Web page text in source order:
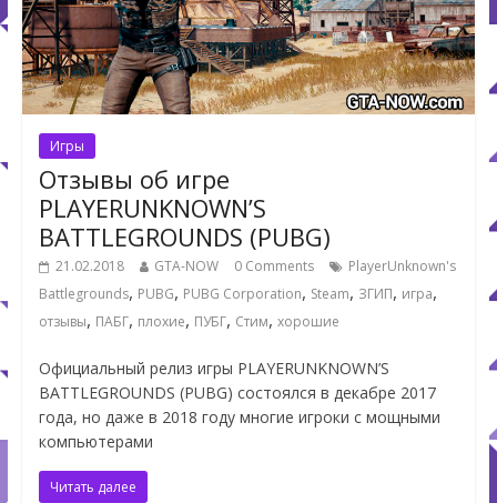
Игры
Отзывы об игре
PLAYERUNKNOWN’S
BATTLEGROUNDS (PUBG)
21.02.2018 GTA-NOW 0 Comments
PlayerUnknown's
Battlegrounds, PUBG, PUBG Corporation, Steam, ЗГИП, игра,
отзывы, ПАБГ, плохие, ПУБГ, Стим, хорошие
Официальный релиз игры PLAYERUNKNOWN’S
BATTLEGROUNDS (PUBG) состоялся в декабре 2017
года, но даже в 2018 году многие игроки с мощными
компьютерами
Читать далее